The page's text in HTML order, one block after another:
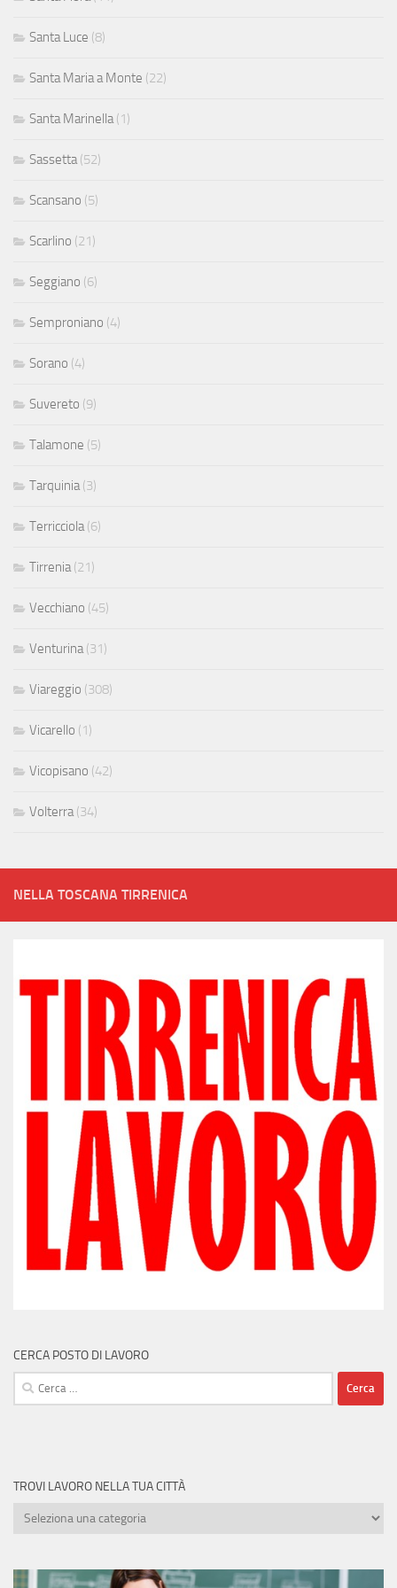
Santa Luce (8)
Santa Maria a Monte (22)
Santa Marinella (1)
Sassetta (52)
Scansano (5)
Scarlino (21)
Seggiano (6)
Semproniano (4)
Sorano (4)
Suvereto (9)
Talamone (5)
Tarquinia (3)
Terricciola (6)
Tirrenia (21)
Vecchiano (45)
Venturina (31)
Viareggio (308)
Vicarello (1)
Vicopisano (42)
Volterra (34)
NELLA TOSCANA TIRRENICA
CERCA POSTO DI LAVORO
Ricerca
per:
TROVI LAVORO NELLA TUA CITTÀ
Trovi
tua